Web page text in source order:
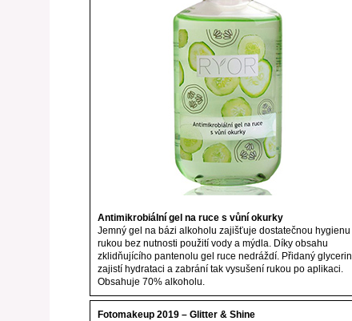
Antimikrobiální gel na ruce s vůní okurky
Jemný gel na bázi alkoholu zajišťuje dostatečnou hygienu
rukou bez nutnosti použití vody a mýdla. Díky obsahu
zklidňujícího pantenolu gel ruce nedráždí. Přidaný glycerin
zajistí hydrataci a zabrání tak vysušení rukou po aplikaci.
Obsahuje 70% alkoholu.
Fotomakeup 2019 – Glitter & Shine